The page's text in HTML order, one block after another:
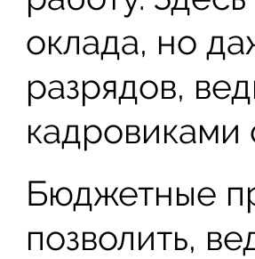
оклада, но
разрядов,
кадровиками
Бюджетные
позволить,